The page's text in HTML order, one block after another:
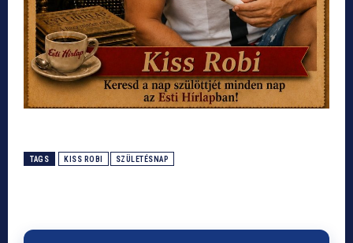
TAGS KISS ROBI SZÜLETÉSNAP